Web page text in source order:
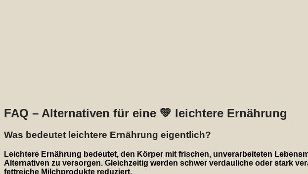
FAQ – Alternativen für eine 💚 leichtere Ernährung
Was bedeutet leichtere Ernährung eigentlich?
Leichtere Ernährung bedeutet, den Körper mit frischen, unverarbeiteten
Alternativen zu versorgen. Gleichzeitig werden schwer verdauliche oder stark
fettreiche Milchprodukte reduziert.